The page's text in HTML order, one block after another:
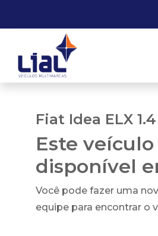
Fiat Idea ELX
Este
disponível
Você pode fazer uma
equipe para encontrar o